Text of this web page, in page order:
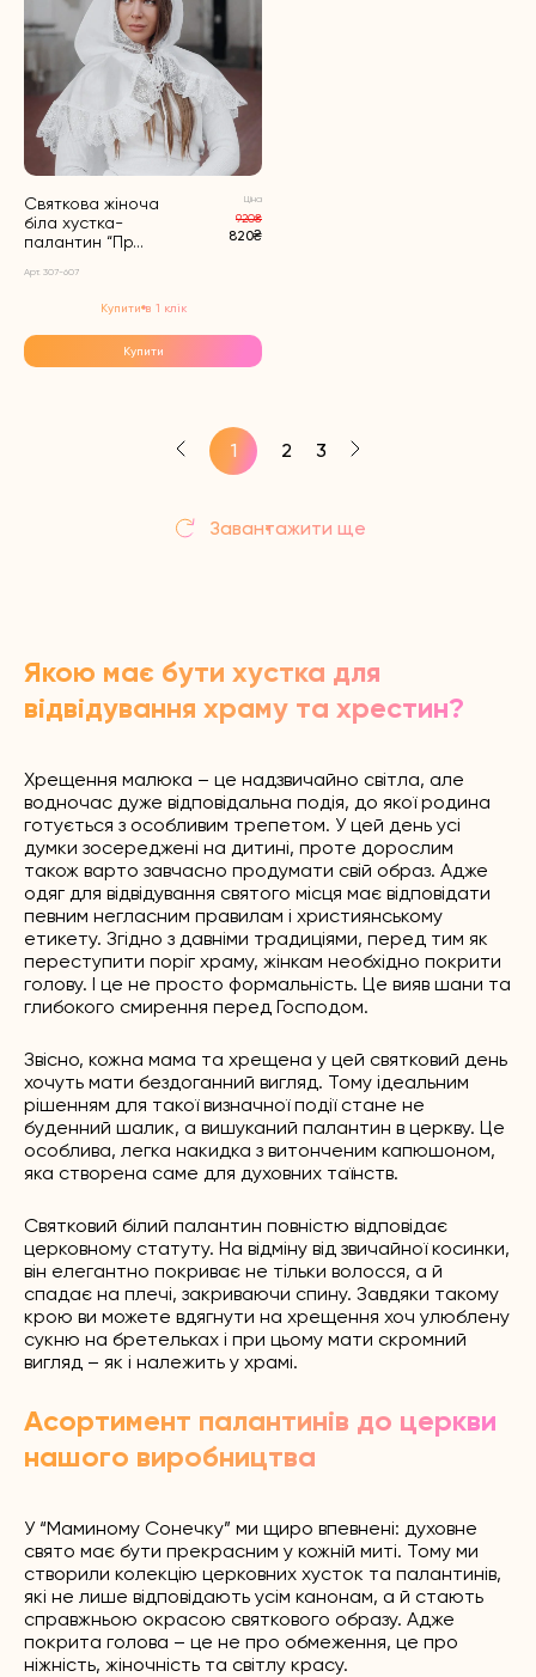
Святкова жіноча
біла хустка-
палантин “Пр...
Арт. 307-607
Ціна
920₴
820₴
Купити в 1 клік
Купити
1 2 3
Завантажити ще
Якою має бути хустка для
відвідування храму та хрестин?
Хрещення малюка – це надзвичайно світла, але
водночас дуже відповідальна подія, до якої родина
готується з особливим трепетом. У цей день усі
думки зосереджені на дитині, проте дорослим
також варто завчасно продумати свій образ. Адже
одяг для відвідування святого місця має відповідати
певним негласним правилам і християнському
етикету. Згідно з давніми традиціями, перед тим як
переступити поріг храму, жінкам необхідно покрити
голову. І це не просто формальність. Це вияв шани та
глибокого смирення перед Господом.
Звісно, кожна мама та хрещена у цей святковий день
хочуть мати бездоганний вигляд. Тому ідеальним
рішенням для такої визначної події стане не
буденний шалик, а вишуканий палантин в церкву. Це
особлива, легка накидка з витонченим капюшоном,
яка створена саме для духовних таїнств.
Святковий білий палантин повністю відповідає
церковному статуту. На відміну від звичайної косинки,
він елегантно покриває не тільки волосся, а й
спадає на плечі, закриваючи спину. Завдяки такому
крою ви можете вдягнути на хрещення хоч улюблену
сукню на бретельках і при цьому мати скромний
вигляд – як і належить у храмі.
Асортимент палантинів до церкви
нашого виробництва
У “Маминому Сонечку” ми щиро впевнені: духовне
свято має бути прекрасним у кожній миті. Тому ми
створили колекцію церковних хусток та палантинів,
які не лише відповідають усім канонам, а й стають
справжньою окрасою святкового образу. Адже
покрита голова – це не про обмеження, це про
ніжність, жіночність та світлу красу.